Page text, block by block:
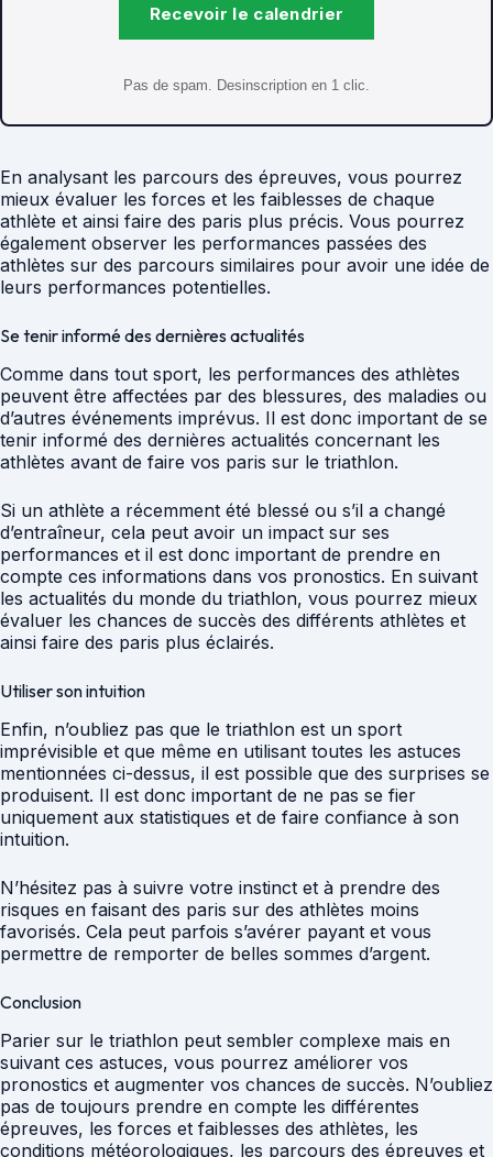
Recevoir le calendrier
Pas de spam. Desinscription en 1 clic.
En analysant les parcours des épreuves, vous pourrez
mieux évaluer les forces et les faiblesses de chaque
athlète et ainsi faire des paris plus précis. Vous pourrez
également observer les performances passées des
athlètes sur des parcours similaires pour avoir une idée de
leurs performances potentielles.
Se tenir informé des dernières actualités
Comme dans tout sport, les performances des athlètes
peuvent être affectées par des blessures, des maladies ou
d’autres événements imprévus. Il est donc important de se
tenir informé des dernières actualités concernant les
athlètes avant de faire vos paris sur le triathlon.
Si un athlète a récemment été blessé ou s’il a changé
d’entraîneur, cela peut avoir un impact sur ses
performances et il est donc important de prendre en
compte ces informations dans vos pronostics. En suivant
les actualités du monde du triathlon, vous pourrez mieux
évaluer les chances de succès des différents athlètes et
ainsi faire des paris plus éclairés.
Utiliser son intuition
Enfin, n’oubliez pas que le triathlon est un sport
imprévisible et que même en utilisant toutes les astuces
mentionnées ci-dessus, il est possible que des surprises se
produisent. Il est donc important de ne pas se fier
uniquement aux statistiques et de faire confiance à son
intuition.
N’hésitez pas à suivre votre instinct et à prendre des
risques en faisant des paris sur des athlètes moins
favorisés. Cela peut parfois s’avérer payant et vous
permettre de remporter de belles sommes d’argent.
Conclusion
Parier sur le triathlon peut sembler complexe mais en
suivant ces astuces, vous pourrez améliorer vos
pronostics et augmenter vos chances de succès. N’oubliez
pas de toujours prendre en compte les différentes
épreuves, les forces et faiblesses des athlètes, les
conditions météorologiques, les parcours des épreuves et